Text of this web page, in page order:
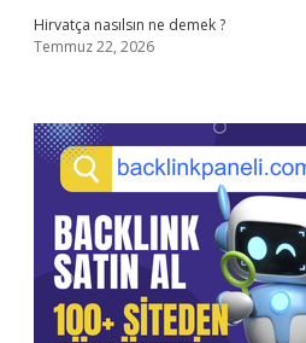
Hirvatça nasılsın ne demek ?
Temmuz 22, 2026